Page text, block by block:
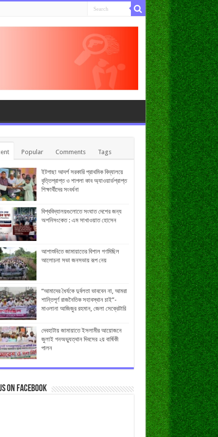
Popular Comments Tags
ইটগাছা আদর্শ সরকারি প্রাথমিক বিদ্যালয়ে
বৃত্তিপ্রাপ্ত ও শাপলা কাব অ্যাওয়ার্ডপ্রাপ্ত
শিক্ষার্থীদের সংবর্ধনা
বিশ্ববিদ্যালয়গুলোতে সংঘাত দেশের জন্য
অশনিসংকেত : এম সাখাওয়াত হোসেন
আশাশুনিতে জামায়াতের বিশাল গণমিছিল
আলোচনা সভা জনসভায় রূপ নেয়
“আমাদের ধৈর্যকে দুর্বলতা ভাববেন না, আমরা
শান্তিপূর্ণ রাজনৈতিক সহাবস্থান চাই”-
মাওলানা আজিজুর রহমান, জেলা সেক্রেটারি
দেবহাটায় জামায়াতে ইসলামীর আয়োজনে
জুলাই গনঅভ্যুত্থান দিবসের ২য় বার্ষিকী
পালন
on Facebook